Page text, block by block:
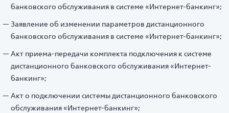
банковского обслуживания в системе «Интернет-банкинг»;
Заявление об изменении параметров дистанционного
банковского обслуживания в системе «Интернет-банкинг»;
Акт приема-передачи комплекта подключения к системе
дистанционного банковского обслуживания «Интернет-
банкинг»;
Акт о подключении системы дистанционного банковского
обслуживания «Интернет-банкинг»;